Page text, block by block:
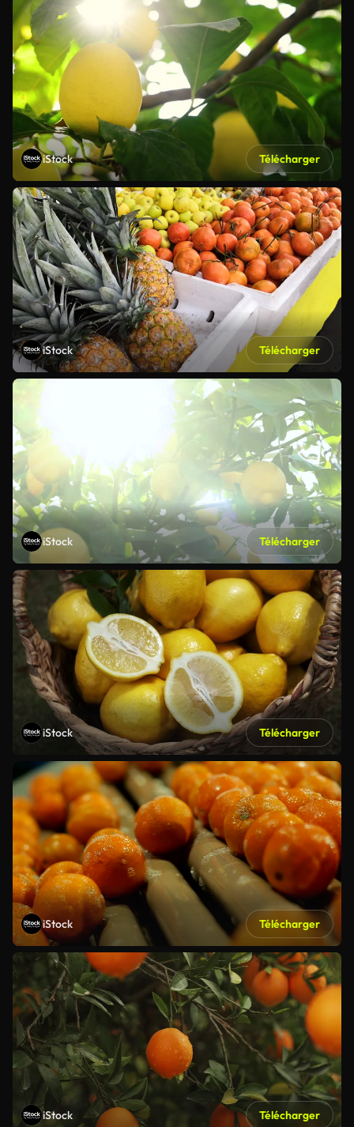
iStock Télécharger
iStock Télécharger
iStock Télécharger
iStock Télécharger
iStock Télécharger
iStock Télécharger